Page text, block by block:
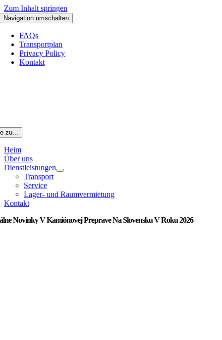
Zum Inhalt springen
Navigation umschalten
FAQs
Transportplan
Privacy Policy
Kontakt
zu...
Heim
Über uns
Dienstleistungen
Transport
Service
Lager- und Raumvermietung
Kontakt
Novinky V Kamiónovej Preprave Na Slovensku V Roku 2026